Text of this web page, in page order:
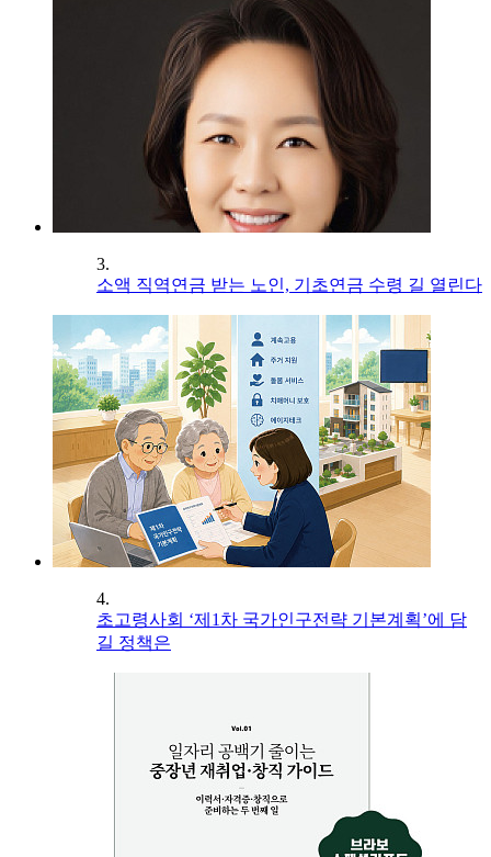
3.
소액 직역연금 받는 노인, 기초연금 수령 길 열린다
4.
초고령사회 ‘제1차 국가인구전략 기본계획’에 담
길 정책은